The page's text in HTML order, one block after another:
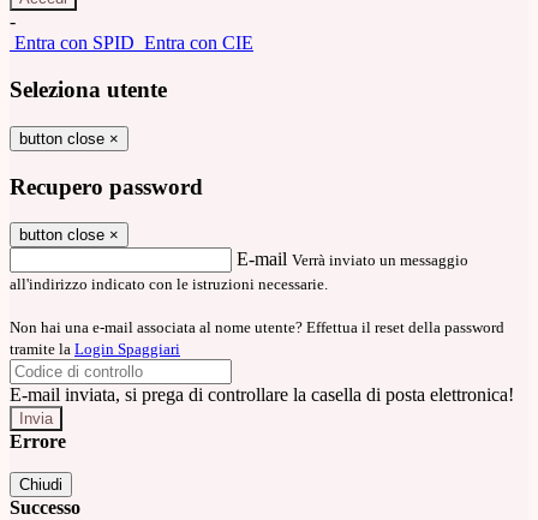
-
Entra con SPID Entra con CIE
Seleziona utente
button close ×
Recupero password
button close ×
E-mail Verrà inviato un messaggio
all'indirizzo indicato con le istruzioni necessarie.
Non hai una e-mail associata al nome utente? Effettua il reset della password
tramite la Login Spaggiari
E-mail inviata, si prega di controllare la casella di posta elettronica!
Errore
Chiudi
Successo